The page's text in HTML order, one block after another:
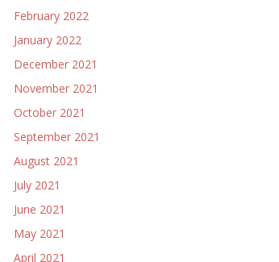
February 2022
January 2022
December 2021
November 2021
October 2021
September 2021
August 2021
July 2021
June 2021
May 2021
April 2021